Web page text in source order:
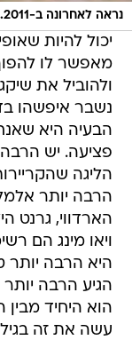
נראה לאחרונה ב-2011. רוז במדי הניקס
יכול להיות
מאפשר לו
ולהוביל את
נשבר איפשהו
הבעיה היא
פציעה. יש
הליגה
הרבה יותר
הארדווי, גרנט
ויאו מינג הם
היא הרבה
הגיע הרבה